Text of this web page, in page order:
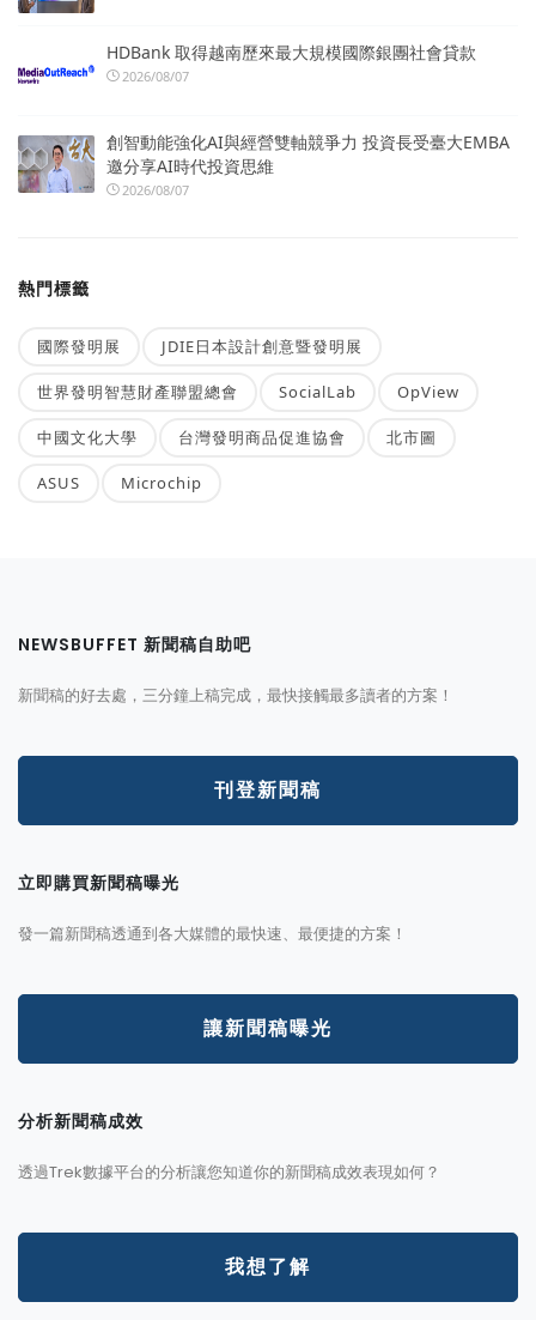
HDBank 取得越南歷來最大規模國際銀團社會貸款
2026/08/07
創智動能強化AI與經營雙軸競爭力 投資長受臺大EMBA
邀分享AI時代投資思維
2026/08/07
熱門標籤
國際發明展 JDIE日本設計創意暨發明展
世界發明智慧財產聯盟總會 SocialLab OpView
中國文化大學 台灣發明商品促進協會 北市圖
ASUS Microchip
NEWSBUFFET 新聞稿自助吧
新聞稿的好去處，三分鐘上稿完成，最快接觸最多讀者的方案！
刊登新聞稿
立即購買新聞稿曝光
發一篇新聞稿透通到各大媒體的最快速、最便捷的方案！
讓新聞稿曝光
分析新聞稿成效
透過Trek數據平台的分析讓您知道你的新聞稿成效表現如何？
我想了解